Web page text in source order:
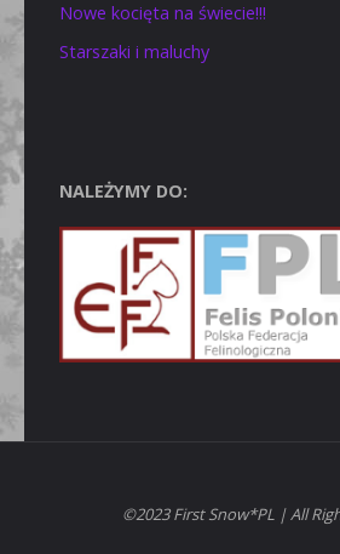
Nowe kocięta na świecie!!!
Starszaki i maluchy
NALEŻYMY DO:
©2023 First Snow*PL | All